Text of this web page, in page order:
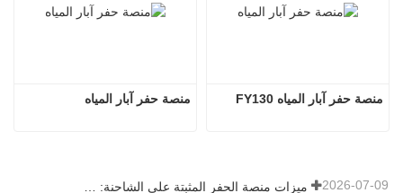
منصة حفر آبار المياه منصة حفر آبار المياه FY130
2026-07-09